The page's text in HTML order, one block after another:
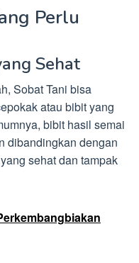
Perlu
Sehat
Sobat Tani bisa
atau bibit yang
bibit hasil semai
dibandingkan dengan
sehat dan tampak